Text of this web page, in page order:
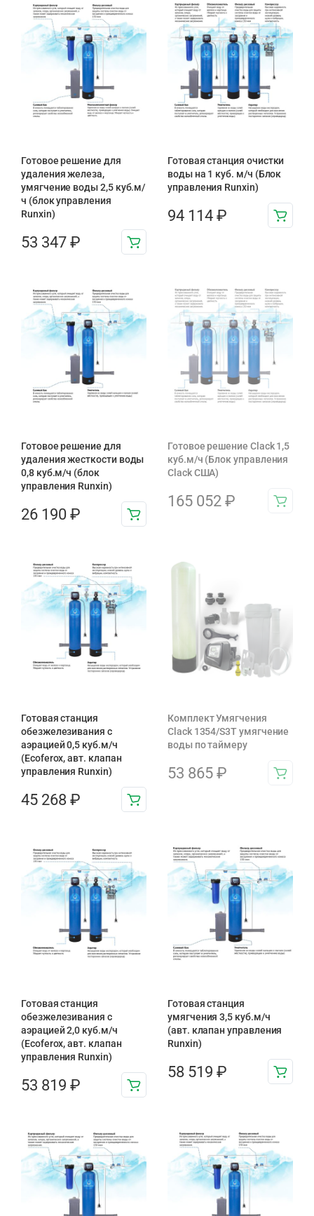
Готовое решение для
удаления железа,
умягчение воды 2,5 куб.м/
ч (блок управления
Runxin)
53 347 ₽
Готовая станция очистки
воды на 1 куб. м/ч (Блок
управления Runxin)
94 114 ₽
Готовое решение для
удаления жесткости воды
0,8 куб.м/ч (блок
управления Runxin)
26 190 ₽
Готовое решение Clack 1,5
куб.м/ч (Блок управления
Clack США)
165 052 ₽
Готовая станция
обезжелезивания c
аэрацией 0,5 куб.м/ч
(Ecoferox, авт. клапан
управления Runxin)
45 268 ₽
Комплект Умягчения
Clack 1354/S3T умягчение
воды по таймеру
53 865 ₽
Готовая станция
обезжелезивания c
аэрацией 2,0 куб.м/ч
(Ecoferox, авт. клапан
управления Runxin)
53 819 ₽
Готовая станция
умягчения 3,5 куб.м/ч
(авт. клапан управления
Runxin)
58 519 ₽